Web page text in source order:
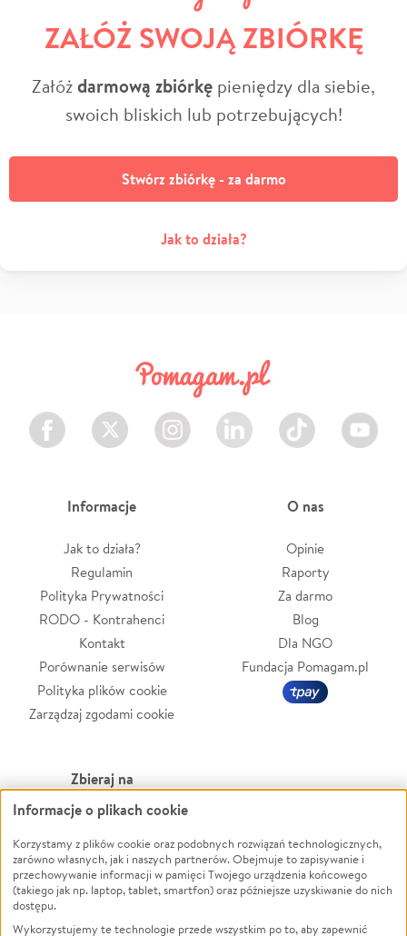
ZAŁÓŻ SWOJĄ ZBIÓRKĘ
Załóżdarmową zbiórkę pieniędzy dla siebie,
swoich bliskich lub potrzebujących!
Stwórz zbiórkę - za darmo
Jak to działa?
Facebook Twitter Instagram LinkedIn TikTok Youtube
Informacje
Jak to działa?
Regulamin
Polityka Prywatności
RODO - Kontrahenci
Kontakt
Porównanie serwisów
Polityka plików cookie
Zarządzaj zgodami cookie
O nas
Opinie
Raporty
Za darmo
Blog
Dla NGO
Fundacja Pomagam.pl
Zbieraj na
Leczenie
Zwierzęta
Pożar
Ukraina
Powódź
Wichura
NGO
Informacje o plikach cookie
Korzystamy z plików cookie oraz podobnych rozwiązań technologicznych,
zarówno własnych, jak i naszych partnerów. Obejmuje to zapisywanie i
przechowywanie informacji w pamięci Twojego urządzenia końcowego
(takiego jak np. laptop, tablet, smartfon) oraz późniejsze uzyskiwanie do nich
dostępu.
Wykorzystujemy te technologie przede wszystkim po to, aby zapewnić